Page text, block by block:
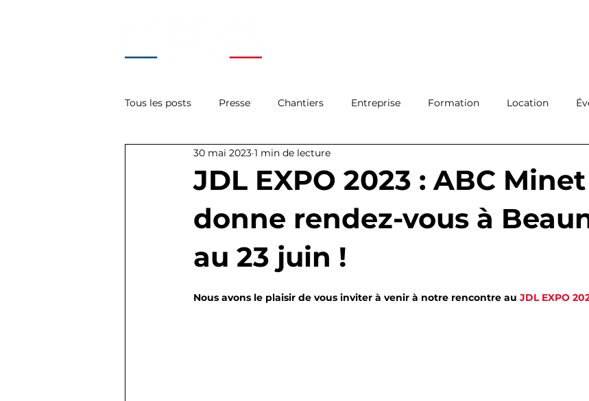
Tous les posts Presse Chantiers Entreprise Formation Location
La Minute Tech' Acces Protection
JDL EXPO 2023 : ABC
donne rendez-vous à
au 23 juin !
30 mai 2023 1 min de lecture
Nous avons le plaisir de vous inviter à venir à notre rencontre au JDL EXPO